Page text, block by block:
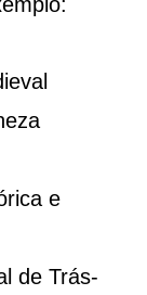
e
de Trás-